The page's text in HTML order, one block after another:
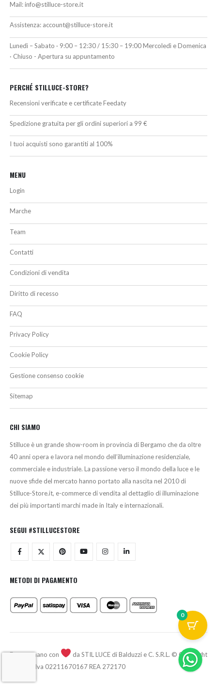
Mail:info@stilluce-store.it
Assistenza: account@stilluce-store.it
Lunedì – Sabato · 9:00 – 12:30 / 15:30 – 19:00 Mercoledì e Domenica
· Chiuso - Apertura su appuntamento
PERCHÉ STILLUCE-STORE?
Recensioni verificate e certificate Feedaty
Spedizione gratuita per gli ordini superiori a 99 €
I tuoi acquisti sono garantiti al 100%
MENU
Login
Marche
Team
Contatti
Condizioni di vendita
Diritto di recesso
FAQ
Privacy Policy
Cookie Policy
Gestione consenso cookie
Sitemap
CHI SIAMO
Stilluce è un grande show-room in provincia di Bergamo che da oltre
40 anni opera e lavora nel mondo dell’illuminazione residenziale,
commerciale e industriale. La passione verso il mondo della luce e le
nuove sfide del mercato hanno portato alla nascita nel 2010 di
Stilluce-Store.it, e-commerce di vendita al dettaglio di illuminazione
dei più importanti marchi made in Italy e internazionali.
SEGUI #STILLUCESTORE
METODI DI PAGAMENTO
Fatto a mano con
da STIL LUCE di Balduzzi e C. S.R.L. © Copyright
2026 - P.Iva 02211670167 REA 272170
0